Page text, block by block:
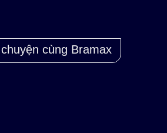
cùng Bramax